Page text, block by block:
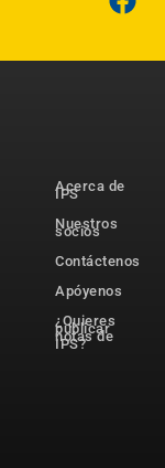
Acerca de
IPS
Nuestros
socios
Contáctenos
Apóyenos
¿Quieres
publicar
notas de
IPS?